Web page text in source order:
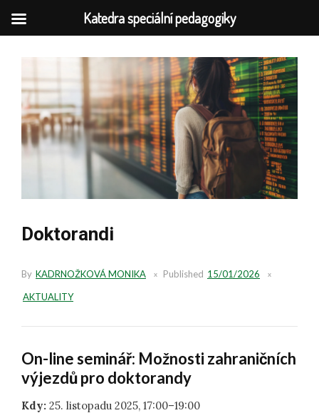
content
Doktorandi
By KADRNOŽKOVÁ MONIKA Published 15/01/2026
AKTUALITY
On-line seminář: Možnosti zahraničních
výjezdů pro doktorandy
Kdy: 25. listopadu 2025, 17:00–19:00
Katedra speciální pedagogiky